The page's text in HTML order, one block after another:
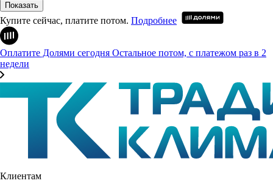
Показать
Купите сейчас, платите потом. Подробнее
Оплатите Долями сегодня Остальное потом, с платежом раз в 2
недели
Клиентам